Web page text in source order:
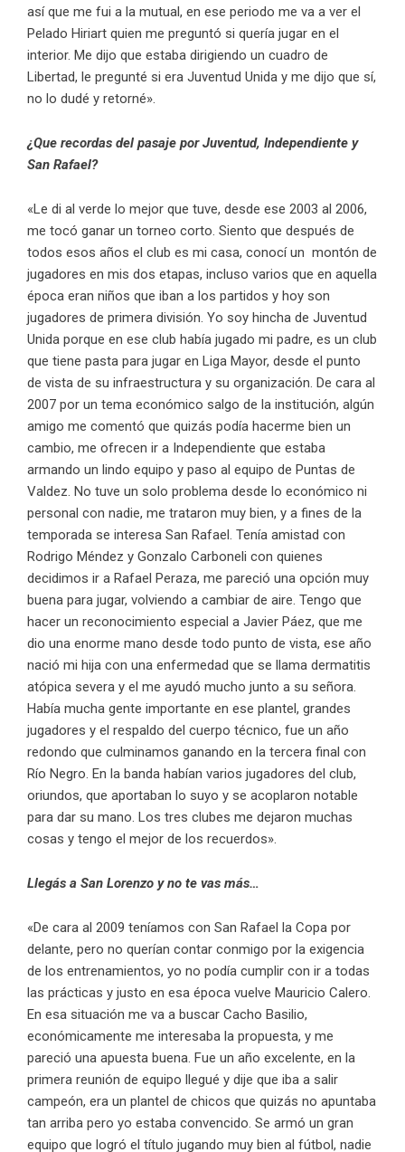
así que me fui a la mutual, en ese periodo me va a ver el
Pelado Hiriart quien me preguntó si quería jugar en el
interior. Me dijo que estaba dirigiendo un cuadro de
Libertad, le pregunté si era Juventud Unida y me dijo que sí,
no lo dudé y retorné».
¿Que recordas del pasaje por Juventud, Independiente y
San Rafael?
«Le di al verde lo mejor que tuve, desde ese 2003 al 2006,
me tocó ganar un torneo corto. Siento que después de
todos esos años el club es mi casa, conocí un montón de
jugadores en mis dos etapas, incluso varios que en aquella
época eran niños que iban a los partidos y hoy son
jugadores de primera división. Yo soy hincha de Juventud
Unida porque en ese club había jugado mi padre, es un club
que tiene pasta para jugar en Liga Mayor, desde el punto
de vista de su infraestructura y su organización. De cara al
2007 por un tema económico salgo de la institución, algún
amigo me comentó que quizás podía hacerme bien un
cambio, me ofrecen ir a Independiente que estaba
armando un lindo equipo y paso al equipo de Puntas de
Valdez. No tuve un solo problema desde lo económico ni
personal con nadie, me trataron muy bien, y a fines de la
temporada se interesa San Rafael. Tenía amistad con
Rodrigo Méndez y Gonzalo Carboneli con quienes
decidimos ir a Rafael Peraza, me pareció una opción muy
buena para jugar, volviendo a cambiar de aire. Tengo que
hacer un reconocimiento especial a Javier Páez, que me
dio una enorme mano desde todo punto de vista, ese año
nació mi hija con una enfermedad que se llama dermatitis
atópica severa y el me ayudó mucho junto a su señora.
Había mucha gente importante en ese plantel, grandes
jugadores y el respaldo del cuerpo técnico, fue un año
redondo que culminamos ganando en la tercera final con
Río Negro. En la banda habían varios jugadores del club,
oriundos, que aportaban lo suyo y se acoplaron notable
para dar su mano. Los tres clubes me dejaron muchas
cosas y tengo el mejor de los recuerdos».
Llegás a San Lorenzo y no te vas más…
«De cara al 2009 teníamos con San Rafael la Copa por
delante, pero no querían contar conmigo por la exigencia
de los entrenamientos, yo no podía cumplir con ir a todas
las prácticas y justo en esa época vuelve Mauricio Calero.
En esa situación me va a buscar Cacho Basilio,
económicamente me interesaba la propuesta, y me
pareció una apuesta buena. Fue un año excelente, en la
primera reunión de equipo llegué y dije que iba a salir
campeón, era un plantel de chicos que quizás no apuntaba
tan arriba pero yo estaba convencido. Se armó un gran
equipo que logró el título jugando muy bien al fútbol, nadie